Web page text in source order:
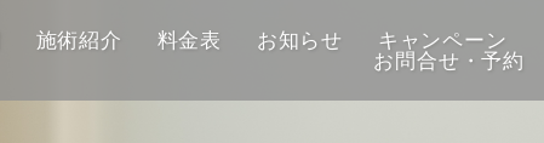
施術紹介 料金表 お知らせ
キャンペーン
お問合せ・予約